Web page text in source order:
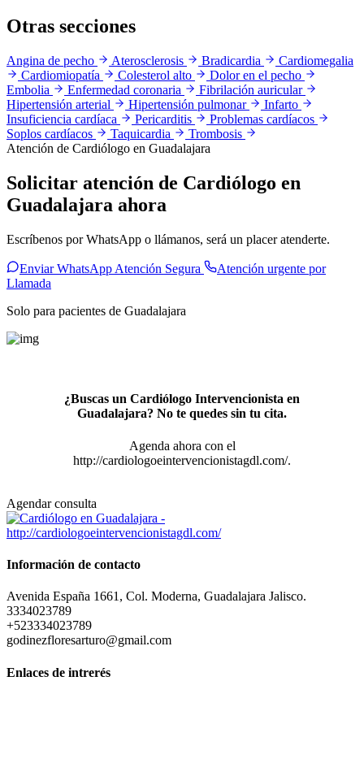
Otras secciones
Angina de pecho Aterosclerosis Bradicardia
Cardiomegalia
Cardiomiopatía
Colesterol alto
Dolor en el pecho
Embolia
Enfermedad coronaria
Fibrilación auricular
Hipertensión arterial
Hipertensión pulmonar
Infarto
Insuficiencia cardíaca
Pericarditis
Problemas cardíacos
Soplos cardíacos
Taquicardia
Trombosis
Atención de Cardiólogo en Guadalajara
Solicitar atención de Cardiólogo en
Guadalajara ahora
Escríbenos por WhatsApp o llámanos, será un placer atenderte.
Enviar WhatsApp Atención Segura
Atención urgente por
Llamada
Solo para pacientes de Guadalajara
¿Buscas un Cardiólogo Intervencionista en
Guadalajara? No te quedes sin tu cita.
Agenda ahora con el
http://cardiologoeintervencionistagdl.com/.
Agendar consulta
Información de contacto
Avenida España 1661, Col. Moderna, Guadalajara Jalisco.
3334023789
+523334023789
godinezfloresarturo@gmail.com
Enlaces de intrerés